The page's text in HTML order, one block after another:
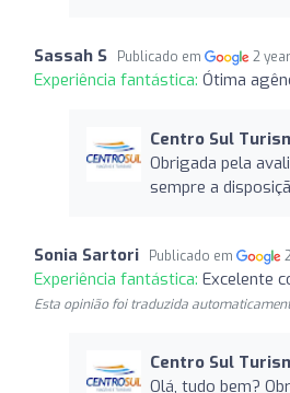
Sassah S Publicado em 2
Experiência fantástica: Ótima
Centro Sul
Obrigada pela
sempre a
Sonia Sartori Publicado em
Experiência fantástica: Excelente
Esta opinião foi traduzida
Centro Sul
Olá, tudo bem?